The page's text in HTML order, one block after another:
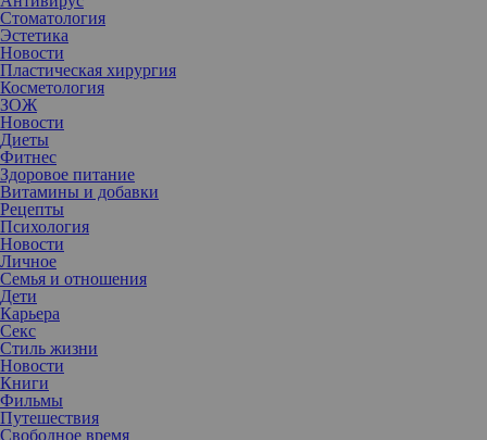
Стоматология
Эстетика
Новости
Пластическая хирургия
Косметология
ЗОЖ
Новости
Диеты
Фитнес
Здоровое питание
Витамины и добавки
Рецепты
Психология
Новости
Личное
Семья и отношения
Дети
Карьера
Секс
Стиль жизни
Новости
Книги
Фильмы
Путешествия
Свободное время